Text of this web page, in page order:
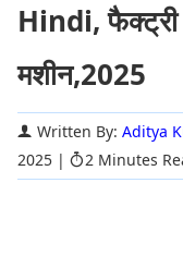
Hindi, फैक्ट्री
मशीन,2025
Written By: Aditya
2025 | 2 Minutes